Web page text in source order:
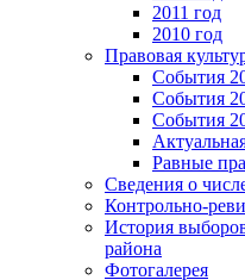
2011 год
2010 год
Правовая
События
События
События
Равные
Сведения о
Контрольно-
История
района
Фотогалерея